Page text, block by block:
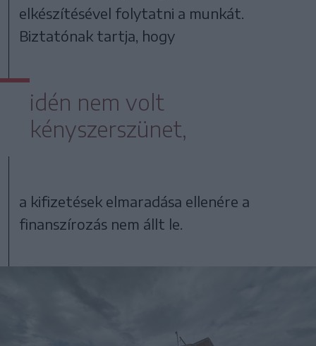
elkészítésével folytatni a munkát.
Biztatónak tartja, hogy
idén nem volt
kényszerszünet,
a kifizetések elmaradása ellenére a
finanszírozás nem állt le.